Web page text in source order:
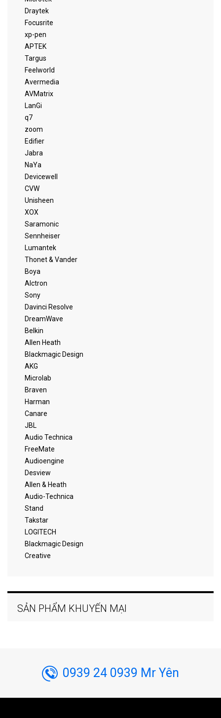
Draytek
Focusrite
xp-pen
APTEK
Targus
Feelworld
Avermedia
AVMatrix
LanGi
q7
zoom
Edifier
Jabra
NaYa
Devicewell
CVW
Unisheen
XOX
Saramonic
Sennheiser
Lumantek
Thonet & Vander
Boya
Alctron
Sony
Davinci Resolve
DreamWave
Belkin
Allen Heath
Blackmagic Design
AKG
Microlab
Braven
Harman
Canare
JBL
Audio Technica
FreeMate
Audioengine
Desview
Allen & Heath
Audio-Technica
Stand
Takstar
LOGITECH
Blackmagic Design
Creative
SẢN PHẨM KHUYẾN MẠI
0939 24 0939 Mr Yên